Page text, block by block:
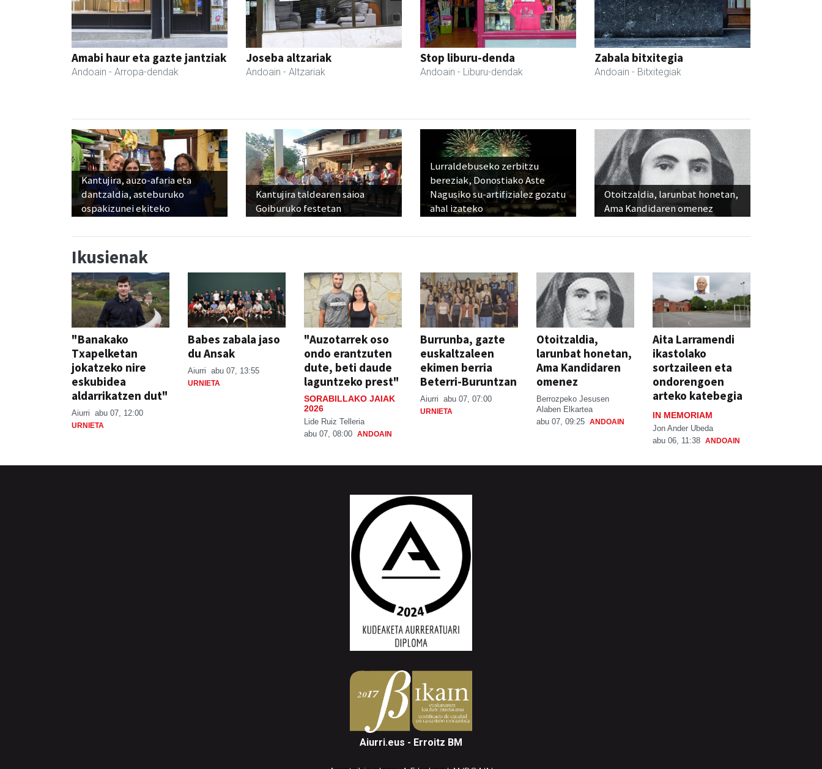
Amabi haur eta gazte jantziak
Andoain - Arropa-dendak
Joseba altzariak
Andoain - Altzariak
Stop liburu-denda
Andoain - Liburu-dendak
Zabala bitxitegia
Andoain - Bitxitegiak
Kantujira, auzo-afaria eta
dantzaldia, asteburuko
ospakizunei ekiteko
Kantujira taldearen saioa
Goiburuko festetan
Lurraldebuseko zerbitzu
bereziak, Donostiako Aste
Nagusiko su-artifizialez gozatu
ahal izateko
Otoitzaldia, larunbat honetan,
Ama Kandidaren omenez
Ikusienak
"Banakako
Txapelketan
jokatzeko nire
eskubidea
aldarrikatzen dut"
Aiurri abu 07, 12:00
URNIETA
Babes zabala jaso
du Ansak
Aiurri abu 07, 13:55
URNIETA
"Auzotarrek oso
ondo erantzuten
dute, beti daude
laguntzeko prest"
SORABILLAKO JAIAK
2026
Lide Ruiz Telleria
abu 07, 08:00 ANDOAIN
Burrunba, gazte
euskaltzaleen
ekimen berria
Beterri-Buruntzan
Aiurri abu 07, 07:00
URNIETA
Otoitzaldia,
larunbat honetan,
Ama Kandidaren
omenez
Berrozpeko Jesusen
Alaben Elkartea
abu 07, 09:25 ANDOAIN
Aita Larramendi
ikastolako
sortzaileen eta
ondorengoen
arteko katebegia
IN MEMORIAM
Jon Ander Ubeda
abu 06, 11:38 ANDOAIN
Aiurri.eus - Erroitz BM